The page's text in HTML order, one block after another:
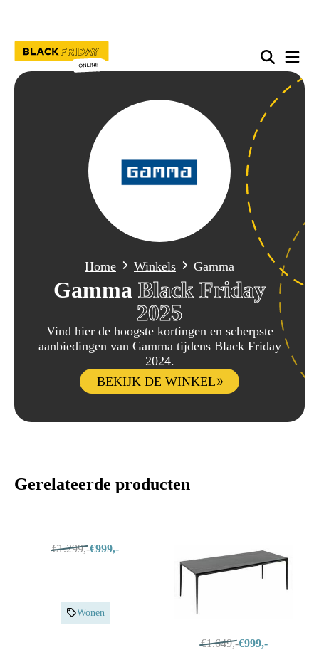
Home Winkels Gamma
Gamma Black Friday
2025
Vind hier de hoogste kortingen en scherpste
aanbiedingen van Gamma tijdens Black Friday
2024.
BEKIJK DE WINKEL
Gerelateerde producten
€1.299,-€999,-
Wonen
€1.649,-€999,-